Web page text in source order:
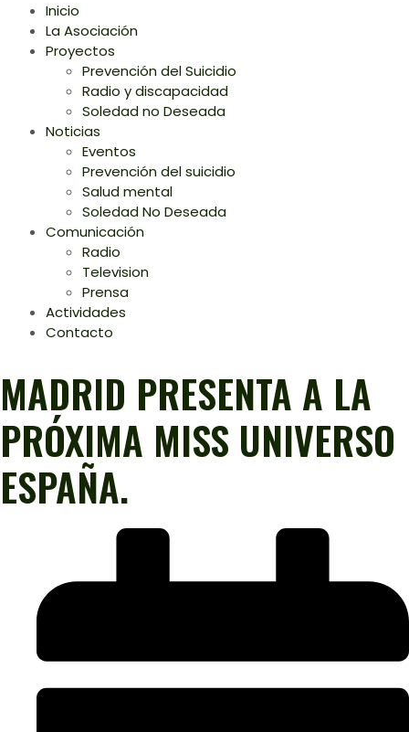
Inicio
La Asociación
Proyectos
Prevención del Suicidio
Radio y discapacidad
Soledad no Deseada
Noticias
Eventos
Prevención del suicidio
Salud mental
Soledad No Deseada
Comunicación
Radio
Television
Prensa
Actividades
Contacto
MADRID PRESENTA A LA
PRÓXIMA MISS UNIVERSO
ESPAÑA.